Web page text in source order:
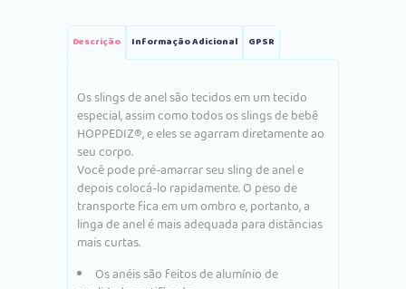
Descrição Informação Adicional GPSR
Os slings de anel são tecidos em um tecido
especial, assim como todos os slings de bebê
HOPPEDIZ®, e eles se agarram diretamente ao
seu corpo.
Você pode pré-amarrar seu sling de anel e
depois colocá-lo rapidamente. O peso de
transporte fica em um ombro e, portanto, a
linga de anel é mais adequada para distâncias
mais curtas.
Os anéis são feitos de alumínio de